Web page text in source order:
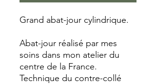
Grand abat-jour cylindrique.
Abat-jour réalisé par mes
soins dans mon atelier du
centre de la France.
Technique du contre-collé